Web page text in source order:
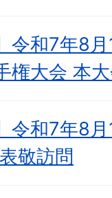
令和7年8
権大会 本
令和7年8
敬訪問